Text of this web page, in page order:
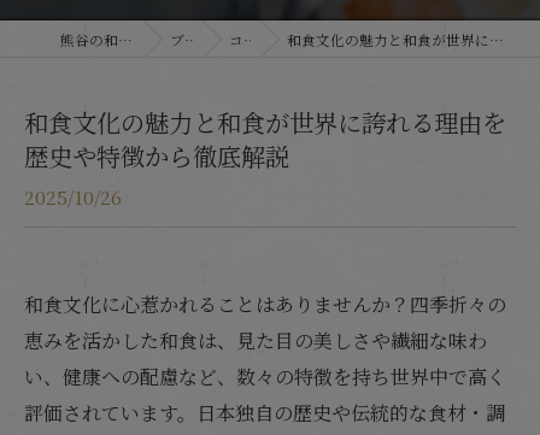
熊谷の和食なら北はち ブログ コラム 和食文化の魅力と和食が世界に誇れる理由を歴史や特徴から徹底解説
和食文化の魅力と和食が世界に誇れる理由を
歴史や特徴から徹底解説
2025/10/26
和食文化に心惹かれることはありませんか？四季折々の
恵みを活かした和食は、見た目の美しさや繊細な味わ
い、健康への配慮など、数々の特徴を持ち世界中で高く
評価されています。日本独自の歴史や伝統的な食材・調